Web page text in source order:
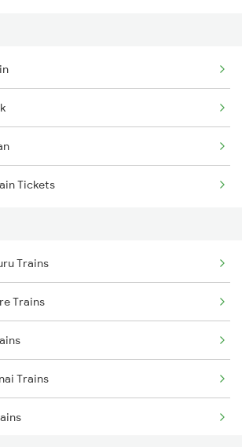
Tickets
Trains
Trains
Trains